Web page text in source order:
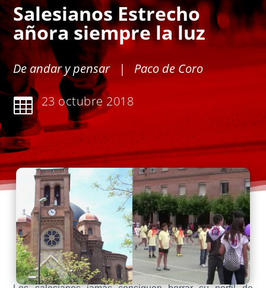
Salesianos Estrecho
añora siempre la luz
De andar y pensar | Paco de Coro
 23 octubre 2018